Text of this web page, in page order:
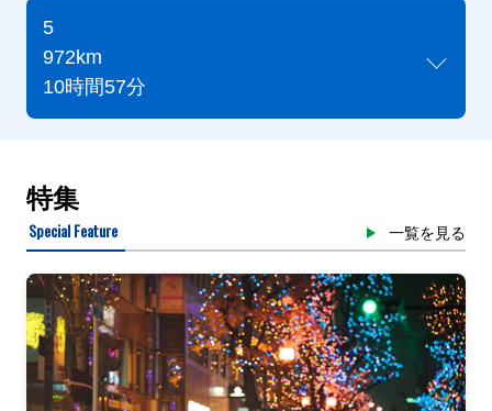
5
972km
10時間57分
特集
Special Feature 一覧を見る